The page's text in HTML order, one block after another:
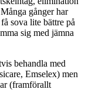
gånger har
sova lite bättre på
sig med jämna
behandla med
Emselex) men
(framförallt